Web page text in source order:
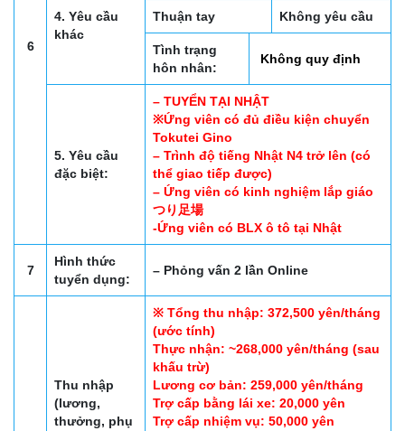
6
4. Yêu cầu
khác
Thuận tay Không yêu cầu
Tình trạng
hôn nhân:
Không quy định
5. Yêu cầu
đặc biệt:
– TUYỂN TẠI NHẬT
※Ứng viên có đủ điều kiện chuyển
Tokutei Gino
– Trình độ tiếng Nhật N4 trở lên (có
thể giao tiếp được)
– Ứng viên có kinh nghiệm lắp giáo
つり足場
-Ứng viên có BLX ô tô tại Nhật
7
Hình thức
tuyển dụng:
– Phỏng vấn 2 lần Online
Thu nhập
(lương,
thưởng, phụ
※ Tổng thu nhập: 372,500 yên/tháng
(ước tính)
Thực nhận: ~268,000 yên/tháng (sau
khấu trừ)
Lương cơ bản: 259,000 yên/tháng
Trợ cấp bằng lái xe: 20,000 yên
Trợ cấp nhiệm vụ: 50,000 yên